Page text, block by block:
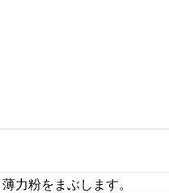
力粉をまぶします。